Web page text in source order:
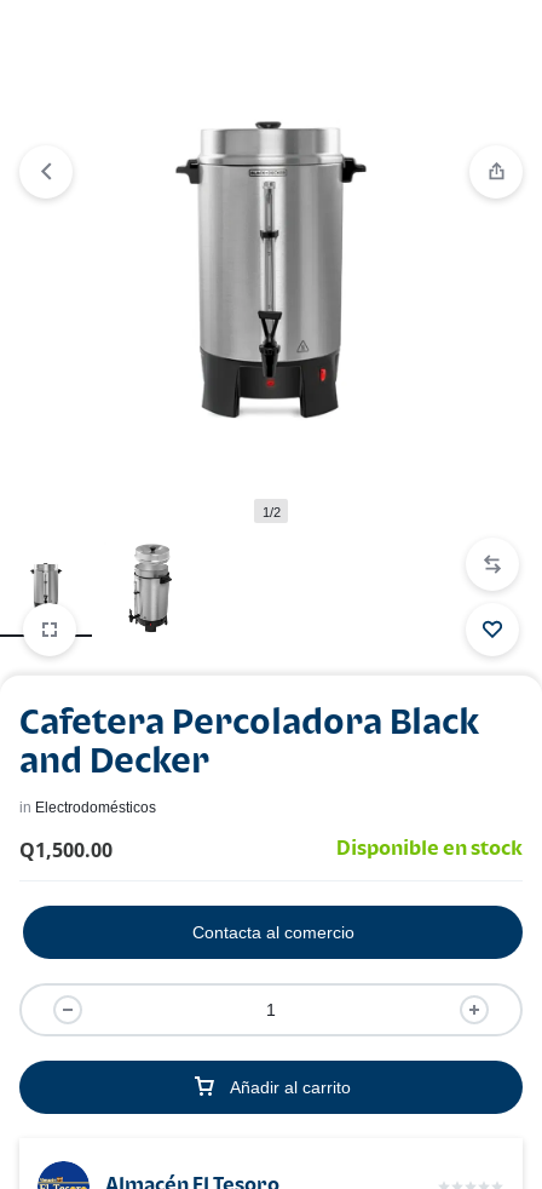
1/2
Cafetera Percoladora Black
and Decker
in Electrodomésticos
Q1,500.00 Disponible en stock
Añadir al carrito
Contacta al comercio